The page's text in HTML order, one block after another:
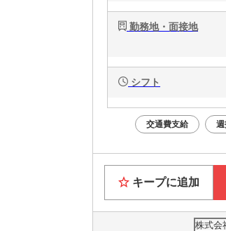
勤務地・面接地
シフト
交通費支給
キープに追加
株式会